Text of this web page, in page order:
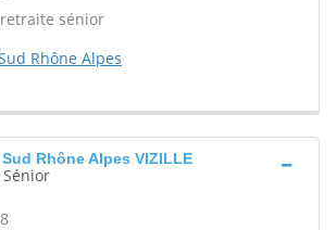
sénior
Rhône Alpes
Rhône Alpes VIZILLE